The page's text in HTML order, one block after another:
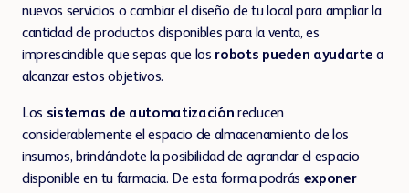
nuevos servicios o cambiar el diseño de tu local para ampliar la
cantidad de productos disponibles para la venta, es
imprescindible que sepas que los robots pueden ayudarte a
alcanzar estos objetivos.
Los sistemas de automatización reducen
considerablemente el espacio de almacenamiento de los
insumos, brindándote la posibilidad de agrandar el espacio
disponible en tu farmacia. De esta forma podrás exponer